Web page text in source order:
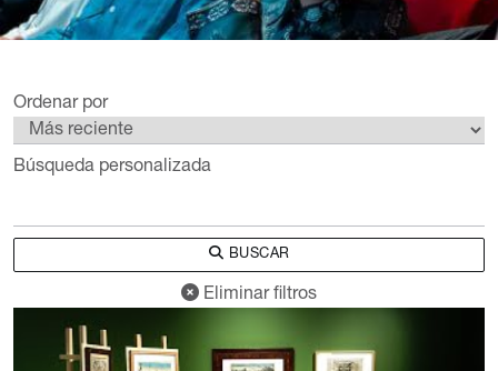
Ordenar por
Búsqueda personalizada
BUSCAR
Eliminar filtros